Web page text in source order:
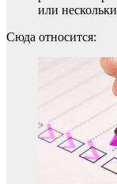
или
Сюда относится: